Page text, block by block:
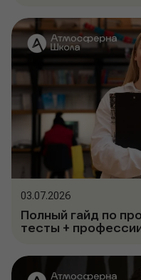
03.07.2026
Полный гайд по
тесты +